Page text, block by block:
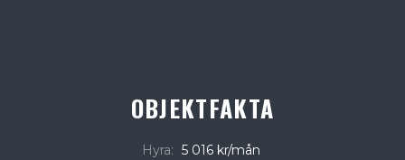
OBJEKTFAKTA
Hyra: 5 016 kr/mån